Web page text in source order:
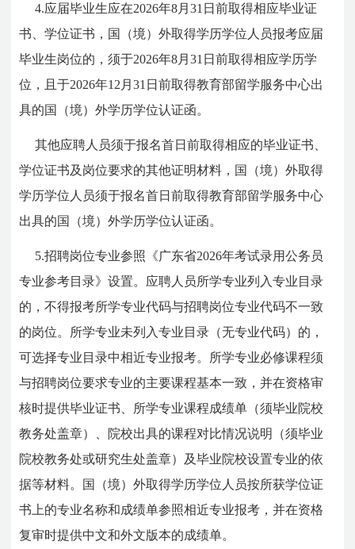
4.应届毕业生应在2026年8月31日前取得相应毕业证
书、学位证书，国（境）外取得学历学位人员报考应届
毕业生岗位的，须于2026年8月31日前取得相应学历学
位，且于2026年12月31日前取得教育部留学服务中心出
具的国（境）外学历学位认证函。
其他应聘人员须于报名首日前取得相应的毕业证书、
学位证书及岗位要求的其他证明材料，国（境）外取得
学历学位人员须于报名首日前取得教育部留学服务中心
出具的国（境）外学历学位认证函。
5.招聘岗位专业参照《广东省2026年考试录用公务员
专业参考目录》设置。应聘人员所学专业列入专业目录
的，不得报考所学专业代码与招聘岗位专业代码不一致
的岗位。所学专业未列入专业目录（无专业代码）的，
可选择专业目录中相近专业报考。所学专业必修课程须
与招聘岗位要求专业的主要课程基本一致，并在资格审
核时提供毕业证书、所学专业课程成绩单（须毕业院校
教务处盖章）、院校出具的课程对比情况说明（须毕业
院校教务处或研究生处盖章）及毕业院校设置专业的依
据等材料。国（境）外取得学历学位人员按所获学位证
书上的专业名称和成绩单参照相近专业报考，并在资格
复审时提供中文和外文版本的成绩单。